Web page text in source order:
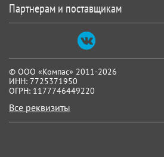
© ООО «Компас» 2011-2026
ИНН: 7725371950
ОГРН: 1177746449220
Все реквизиты
Партнерам и поставщикам